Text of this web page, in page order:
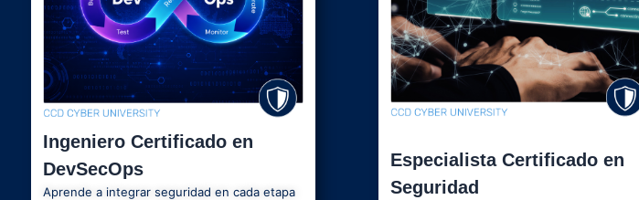
Ingeniero Certificado en
DevSecOps
Aprende a integrar seguridad en cada etapa
Especialista Certificado en
Seguridad